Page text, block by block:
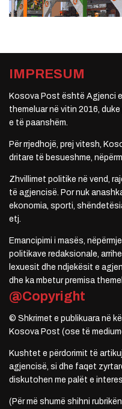
IMPRESUM
Kosova Post është Agjenci
themeluar në vitin 2016,
e të paanshëm.
Për rrjedhojë, prej vitesh,
dritare të besueshme,
Zhvillimet politike në vend,
të agjencisë. Por nuk
ekonomia, sporti,
etj.
Emancipimi i masës,
politikave redaksionale,
lexuesit dhe ndjekësit e
dhe ka mbetur premisa
@Copyright
© Shkrimet e publikuara në
Kosova Post (ose të
Kushtet e përdorimit të
agjencisë, si dhe faqet
diskutohen me palët e
(Për më shumë shihni